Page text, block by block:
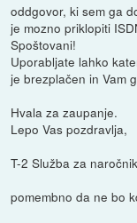
oddgovor, ki sem ga
je mozno priklopiti
Spoštovani!
Uporabljate lahko
je brezplačen in Vam
Hvala za zaupanje.
Lepo Vas pozdravlja,
T-2 Služba za
pomembno da ne bo